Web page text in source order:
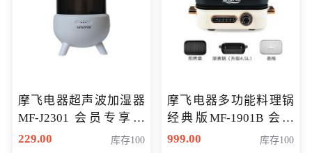
摩飞电器超声波加湿器
MF-J2301 会员专享价
168元
229.00 库存100
摩飞电器多功能料理锅
经典版MF-1901B 会员
专享价399元
999.00 库存100